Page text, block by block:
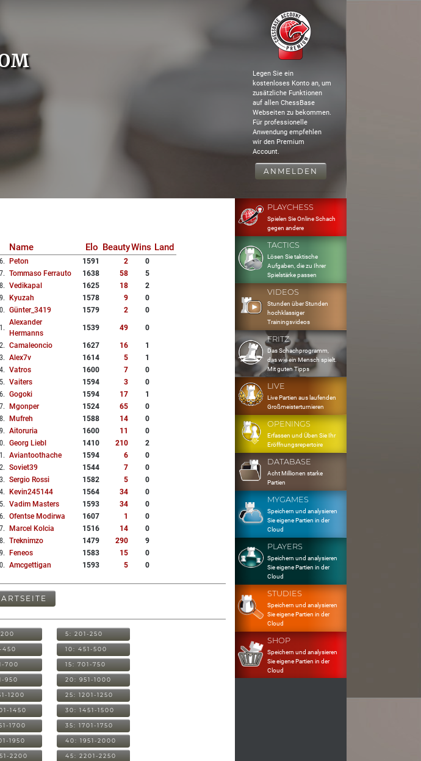
Legen Sie ein
kostenloses Konto an, um
zusätzliche Funktionen
auf allen ChessBase
Webseiten zu bekommen.
Für professionelle
Anwendung empfehlen
wir den Premium
Account.
ANMELDEN
Name Elo BeautyWins Land
. Peton 1591 2
0
. Tommaso Ferrauto 1638 58
5
. Vedikapal 1625 18
2
. Kyuzah 1578 9
0
. Günter_3419 1579 2 0
.
Alexander
Hermanns
1539 49 0
. Camaleoncio 1627 16
1
. Alex7v 1614 5
1
. Vatros 1600 7
0
. Vaiters 1594 3
0
. Gogoki 1594 17
1
. Mgonper 1524 65
0
. Mufreh 1588 14
0
. Aitoruria 1600 11
0
. Georg Liebl 1410 210
2
. Aviantoothache 1594 6
0
. Soviet39 1544 7
0
. Sergio Rossi 1582 5
0
. Kevin245144 1564 34
0
. Vadim Masters 1593 34
0
. Ofentse Modirwa 1607 1
0
. Marcel Kolcia 1516 14
0
. Treknimzo 1479 290
9
. Feneos 1583 15
0
. Amcgettigan 1593 5 0
5: 201-250
450 10: 451-500
700 15: 701-750
950 20: 951-1000
1200 25: 1201-1250
1450 30: 1451-1500
1700 35: 1701-1750
1950 40: 1951-2000
2200 45: 2201-2250
PLAYCHESS
Spielen Sie Online Schach
gegen andere
TACTICS
Lösen Sie taktische
Aufgaben, die zu Ihrer
Spielstärke passen
VIDEOS
Stunden über Stunden
hochklassiger
Trainingsvideos
FRITZ
Das Schachprogramm,
das wie ein Mensch spielt.
Mit guten Tipps
LIVE
Live Partien aus laufenden
Großmeisterturnieren
OPENINGS
Erfassen und Üben Sie Ihr
Eröffnungsrepertoire
DATABASE
Acht Millionen starke
Partien
MYGAMES
Speichern und analysieren
Sie eigene Partien in der
Cloud
PLAYERS
Speichern und analysieren
Sie eigene Partien in der
Cloud
STUDIES
Speichern und analysieren
Sie eigene Partien in der
Cloud
SHOP
Speichern und analysieren
Sie eigene Partien in der
Cloud